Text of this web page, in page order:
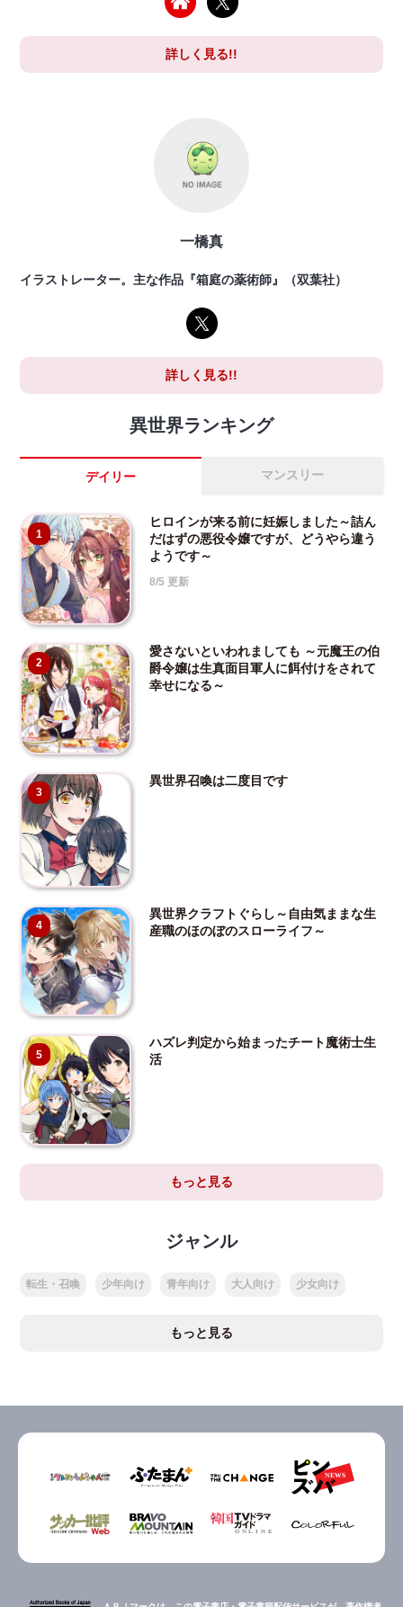
詳しく見る!!
一橋真
イラストレーター。主な作品『箱庭の薬術師』（双葉社）
詳しく見る!!
異世界ランキング
デイリー マンスリー
1
ヒロインが来る前に妊娠しました～詰ん
だはずの悪役令嬢ですが、どうやら違う
ようです～
8/5 更新
2
愛さないといわれましても ～元魔王の伯
爵令嬢は生真面目軍人に餌付けをされて
幸せになる～
3
異世界召喚は二度目です
4
異世界クラフトぐらし～自由気ままな生
産職のほのぼのスローライフ～
5
ハズレ判定から始まったチート魔術士生
活
もっと見る
ジャンル
転生・召喚 少年向け 青年向け 大人向け 少女向け
もっと見る